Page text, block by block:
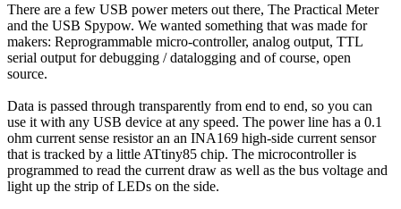
There are a few USB power meters out there, The Practical Meter
and the USB Spypow. We wanted something that was made for
makers: Reprogrammable micro-controller, analog output, TTL
serial output for debugging / datalogging and of course, open
source.
Data is passed through transparently from end to end, so you can
use it with any USB device at any speed. The power line has a 0.1
ohm current sense resistor an an INA169 high-side current sensor
that is tracked by a little ATtiny85 chip. The microcontroller is
programmed to read the current draw as well as the bus voltage and
light up the strip of LEDs on the side.